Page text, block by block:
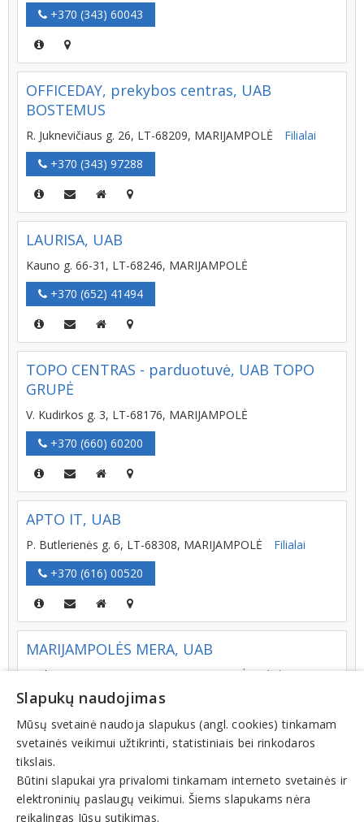
+370 (343) 60043
OFFICEDAY, prekybos centras, UAB
BOSTEMUS
R. Juknevičiaus g. 26, LT-68209, MARIJAMPOLĖ
Filialai
+370 (343) 97288
LAURISA, UAB
Kauno g. 66-31, LT-68246, MARIJAMPOLĖ
+370 (652) 41494
TOPO CENTRAS - parduotuvė, UAB TOPO
GRUPĖ
V. Kudirkos g. 3, LT-68176, MARIJAMPOLĖ
+370 (660) 60200
APTO IT, UAB
P. Butlerienės g. 6, LT-68308, MARIJAMPOLĖ
Filialai
+370 (616) 00520
MARIJAMPOLĖS MERA, UAB
Gedimino g. 11, LT-68307, MARIJAMPOLĖ
Filialai
+370 (343) 94133
SILVIGER IR PARTNERIAI, UAB
Ūkininkų g. 6, LT-68306, MARIJAMPOLĖ
Slapukų naudojimas
Mūsų svetainė naudoja slapukus (angl. cookies) tinkamam
svetainės veikimui užtikrinti, statistiniais bei rinkodaros
tikslais.
Būtini slapukai yra privalomi tinkamam interneto svetainės ir
elektroninių paslaugų veikimui. Šiems slapukams nėra
reikalingas Jūsų sutikimas.